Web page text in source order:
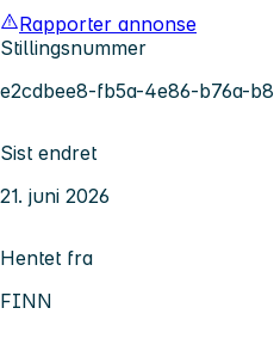
Rapporter annonse
Stillingsnummer
e2cdbee8-fb5a-4e86-b76a-
Sist endret
21. juni 2026
Hentet fra
FINN